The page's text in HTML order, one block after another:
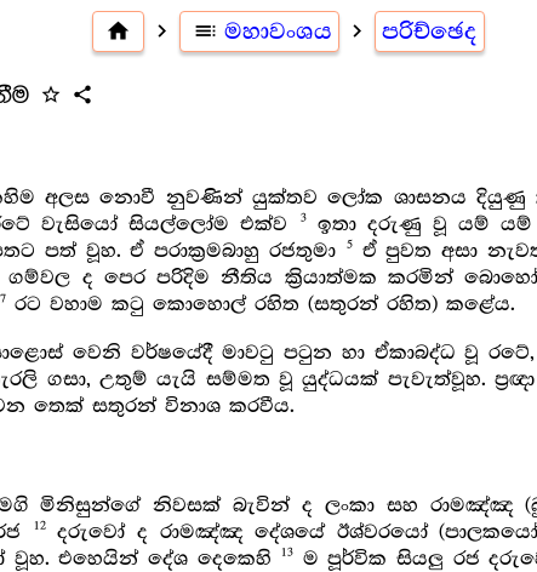
home navigate_next toc මහාවංශය navigate_next පරිච්ඡෙද
star_outline share
අලස නොවී නුවණින් යුක්තව ලෝක ශාසනය දියුණු
වැසියෝ සියල්ලෝම එක්ව 3ඉතා දරුණු වූ යම් යම්
පත් වූහ. ඒ පරාක්‍රමබාහු රජතුමා 5ඒ පුවත අසා
ද පෙර පරිදිම නීතිය ක්‍රියාත්මක කරමින්
7 රට වහාම කටු කොහොල් රහිත (සතුරන් රහිත) කළේය.
වෙනි වර්ෂයේදී මාවටු පටුන හා ඒකාබද්ධ වූ රටේ,
ගසා, උතුම් යැයි සම්මත වූ යුද්ධයක් පැවැත්වූහ.
තෙක් සතුරන් විනාශ කරවීය.
මිනිසුන්ගේ නිවසක් බැවින් ද ලංකා සහ රාමඤ්ඤ
12දරුවෝ ද රාමඤ්ඤ දේශයේ ඊශ්වරයෝ
එහෙයින් දේශ දෙකෙහි
13
ම පූර්වික සියලු රජ